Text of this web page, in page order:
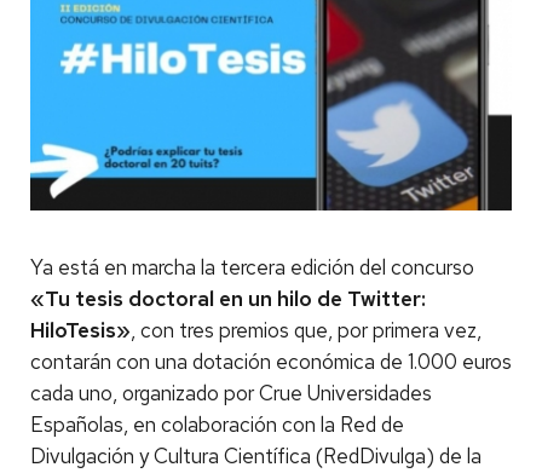
Ya está en marcha la tercera edición del concurso
«Tu tesis doctoral en un hilo de Twitter:
HiloTesis», con tres premios que, por primera vez,
contarán con una dotación económica de 1.000 euros
cada uno, organizado por Crue Universidades
Españolas, en colaboración con la Red de
Divulgación y Cultura Científica (RedDivulga) de la